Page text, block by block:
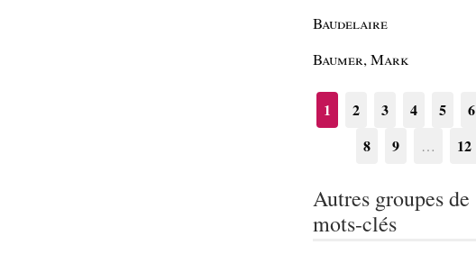
Baudelaire
Baumer, Mark
1 2 3 4 5 6
8
9 … 12
Autres groupes de
mots-clés